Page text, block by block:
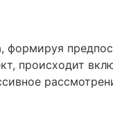
формируя
происходит